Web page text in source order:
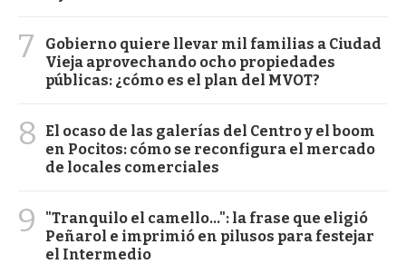
7
Gobierno quiere llevar mil familias a Ciudad
Vieja aprovechando ocho propiedades
públicas: ¿cómo es el plan del MVOT?
8
El ocaso de las galerías del Centro y el boom
en Pocitos: cómo se reconfigura el mercado
de locales comerciales
9
"Tranquilo el camello...": la frase que eligió
Peñarol e imprimió en pilusos para festejar
el Intermedio